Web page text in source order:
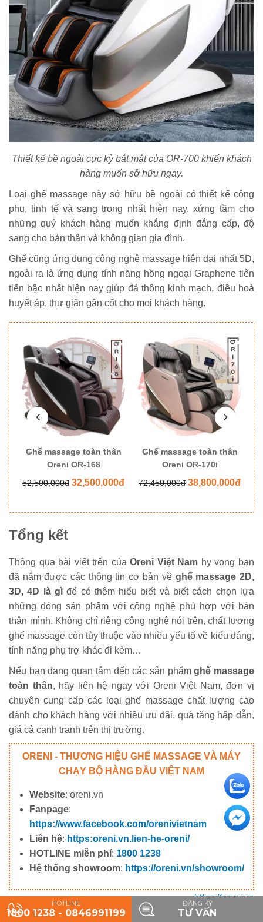
Thiết kế bề ngoài cực kỳ bắt mắt của OR-700 khiến khách
hàng muốn sở hữu ngay.
Loại ghế massage này sở hữu bề ngoài có thiết kế công
phu, tinh tế và sang trọng nhất hiện nay, xứng tầm cho
những quý khách hàng muốn khẳng định đẳng cấp, độ
sang cho bản thân và không gian gia đình.
Ghế cũng ứng dụng công nghệ massage hiện đại nhất 5D,
ngoài ra là ứng dụng tính năng hồng ngoại Graphene tiên
tiến bậc nhất hiện nay giúp đả thông kinh mạch, điều hoà
huyết áp, thư giãn gân cốt cho mọi khách hàng.
Ghế massage toàn thân
Oreni OR-168
52,500,000đ 32,500,000đ
Ghế massage toàn thân
Oreni OR-170i
72,450,000đ 38,800,000đ
Tổng kết
Thông qua bài viết trên củaOreni Việt Nam hy vọng bạn
đã nắm được các thông tin cơ bản về ghế massage 2D,
3D, 4D là gìđể có thêm hiểu biết và biết cách chọn lựa
những dòng sản phẩm với công nghệ phù hợp với bản
thân mình. Không chỉ riêng công nghệ nói trên, chất lượng
ghế massage còn tùy thuộc vào nhiều yếu tố về kiểu dáng,
tính năng phụ trợ khác đi kèm…
Nếu bạn đang quan tâm đến các sản phẩmghế massage
toàn thân, hãy liên hệ ngay với Oreni Việt Nam, đơn vị
chuyên cung cấp các loại ghế massage chất lượng cao
dành cho khách hàng với nhiều ưu đãi, quà tặng hấp dẫn,
giá cả cạnh tranh trên thị trường.
ORENI - THƯƠNG HIỆU GHẾ MASSAGE VÀ MÁY
CHẠY BỘ HÀNG ĐẦU VIỆT NAM
Website: oreni.vn
Fanpage:
https://www.facebook.com/orenivietnam
Liên hệ: https:oreni.vn.lien-he-oreni/
HOTLINE miễn phí: 1800 1238
Hệ thống showroom: https://oreni.vn/showroom/
https://oreni.vn
HOTLINE
1800 1238 - 0846991199
ĐĂNG KÝ
TƯ VẤN